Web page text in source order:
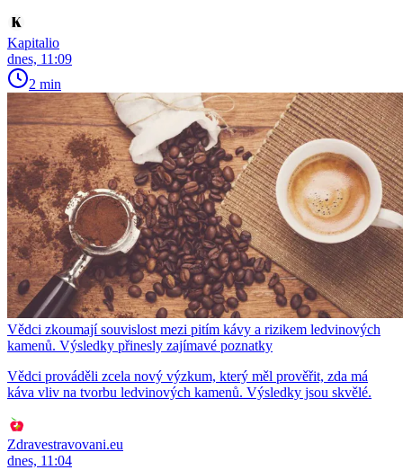
Kapitalio
dnes, 11:09
2 min
Vědci zkoumají souvislost mezi pitím kávy a rizikem ledvinových
kamenů. Výsledky přinesly zajímavé poznatky
Vědci prováděli zcela nový výzkum, který měl prověřit, zda má
káva vliv na tvorbu ledvinových kamenů. Výsledky jsou skvělé.
Zdravestravovani.eu
dnes, 11:04